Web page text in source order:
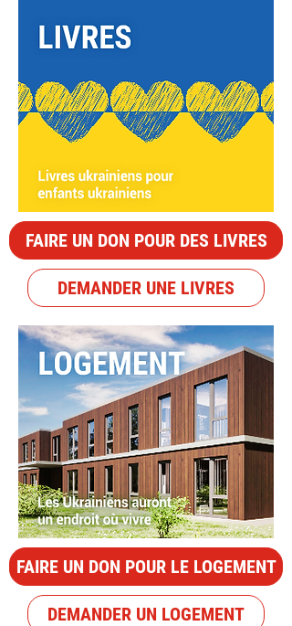
FAIRE UN DON POUR DES LIVRES
DEMANDER UNE LIVRES
FAIRE UN DON POUR LE LOGEMENT
DEMANDER UN LOGEMENT